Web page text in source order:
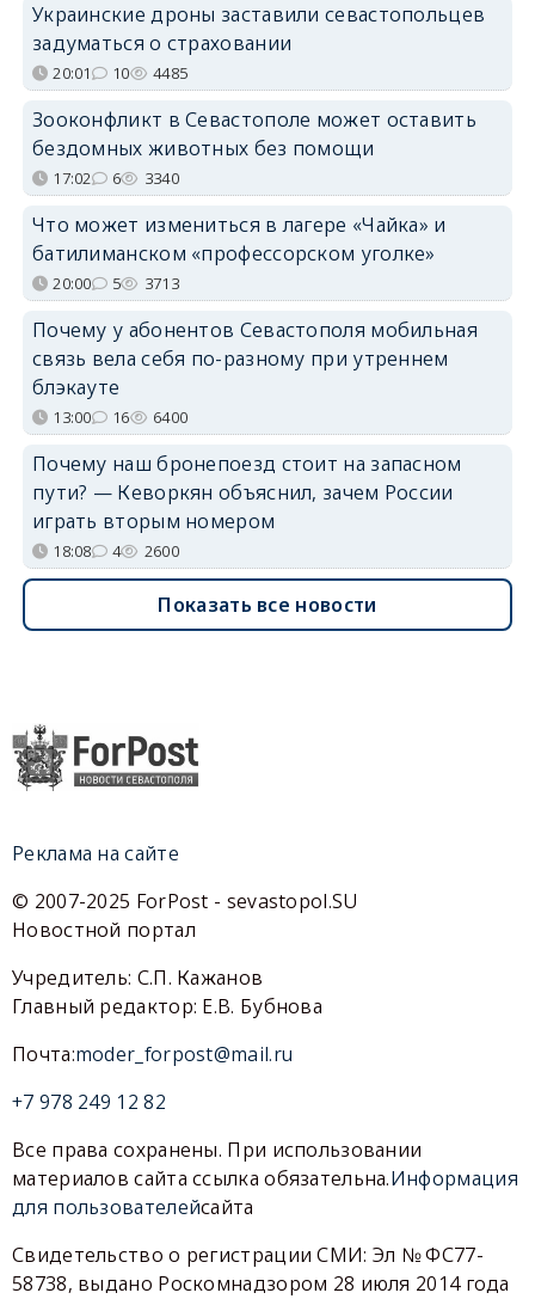
Украинские дроны заставили севастопольцев
задуматься о страховании
20:01 10 4485
Зооконфликт в Севастополе может оставить
бездомных животных без помощи
17:02 6 3340
Что может измениться в лагере «Чайка» и
батилиманском «профессорском уголке»
20:00 5 3713
Почему у абонентов Севастополя мобильная
связь вела себя по-разному при утреннем
блэкауте
13:00 16 6400
Почему наш бронепоезд стоит на запасном
пути? — Кеворкян объяснил, зачем России
играть вторым номером
18:08 4 2600
Показать все новости
Реклама на сайте
© 2007-2025 ForPost - sevastopol.SU
Новостной портал
Учредитель: С.П. Кажанов
Главный редактор: Е.В. Бубнова
Почта:moder_forpost@mail.ru
+7 978 249 12 82
Все права сохранены. При использовании
материалов сайта ссылка обязательна.Информация
для пользователейсайта
Свидетельство о регистрации СМИ: Эл № ФС77-
58738, выдано Роскомнадзором 28 июля 2014 года